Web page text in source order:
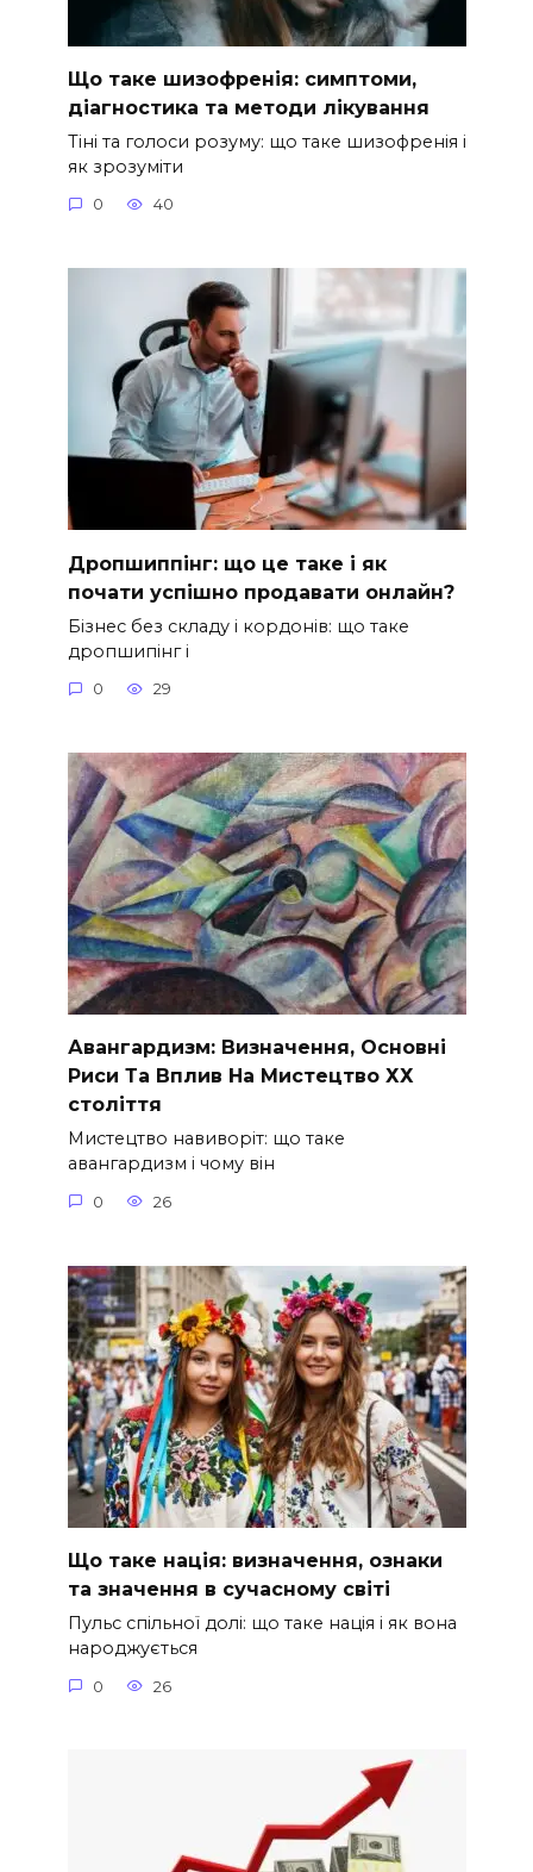
Що таке шизофренія: симптоми,
діагностика та методи лікування
Тіні та голоси розуму: що таке шизофренія і
як зрозуміти
0 40
Дропшиппінг: що це таке і як
почати успішно продавати онлайн?
Бізнес без складу і кордонів: що таке
дропшипінг і
0 29
Авангардизм: Визначення, Основні
Риси Та Вплив На Мистецтво ХХ
століття
Мистецтво навиворіт: що таке
авангардизм і чому він
0 26
Що таке нація: визначення, ознаки
та значення в сучасному світі
Пульс спільної долі: що таке нація і як вона
народжується
0 26